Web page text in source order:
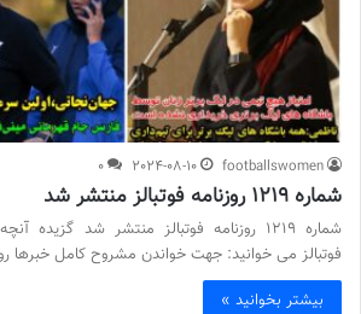
footballswomen
2024-08-10
0
شماره 1219 روزنامه فوتبالز منتشر شد
فوتبالز می خوانید: جهت خواندن مشروح کامل خبرها
بیشتر بخوانید »